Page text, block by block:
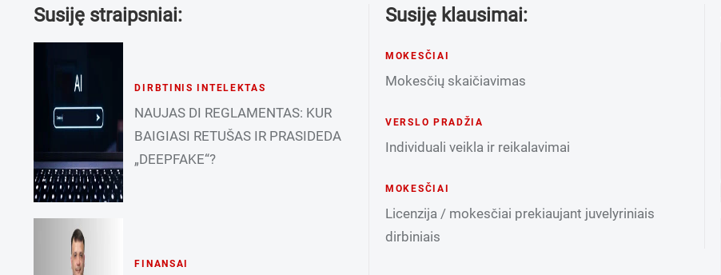
Susiję straipsniai:
DIRBTINIS INTELEKTAS
NAUJAS DI REGLAMENTAS: KUR
BAIGIASI RETUŠAS IR PRASIDEDA
„DEEPFAKE“?
FINANSAI
Susiję klausimai:
MOKESČIAI
Mokesčių skaičiavimas
VERSLO PRADŽIA
Individuali veikla ir reikalavimai
MOKESČIAI
Licenzija / mokesčiai prekiaujant juvelyriniais
dirbiniais